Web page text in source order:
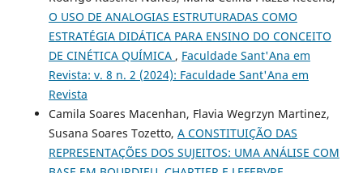
O USO DE ANALOGIAS ESTRUTURADAS COMO
ESTRATÉGIA DIDÁTICA PARA ENSINO DO CONCEITO
DE CINÉTICA QUÍMICA , Faculdade Sant'Ana em
Revista: v. 8 n. 2 (2024): Faculdade Sant'Ana em
Revista
Camila Soares Macenhan, Flavia Wegrzyn Martinez,
Susana Soares Tozetto, A CONSTITUIÇÃO DAS
REPRESENTAÇÕES DOS SUJEITOS: UMA ANÁLISE COM